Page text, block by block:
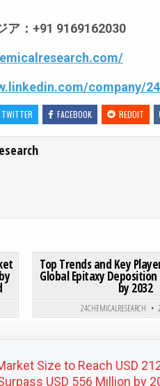
ア：+91 9169162030
company/
TWITTER FACEBOOK REDDIT
Posted in
Top Trends and Key
Global Epitaxy
by 2032
24CHEMICALRESEARCH
Size to Reach USD
USD 556 Million by